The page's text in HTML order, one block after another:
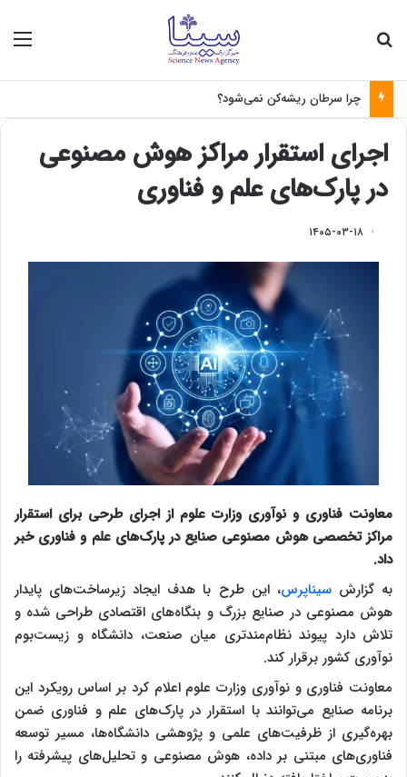
چرا سرطان ریشه‌کن نمی‌شود؟
اجرای استقرار مراکز هوش مصنوعی
در پارک‌های علم و فناوری
۱۴۰۵-۰۳-۱۸
معاونت فناوری و نوآوری وزارت علوم از اجرای طرحی برای استقرار
مراکز تخصصی هوش مصنوعی صنایع در پارک‌های علم و فناوری خبر
داد.
به گزارشسیناپرس، این طرح با هدف ایجاد زیرساخت‌های پایدار
هوش مصنوعی در صنایع بزرگ و بنگاه‌های اقتصادی طراحی شده و
تلاش دارد پیوند نظام‌مندتری میان صنعت، دانشگاه و زیست‌بوم
نوآوری کشور برقرار کند.
معاونت فناوری و نوآوری وزارت علوم اعلام کرد بر اساس رویکرد این
برنامه صنایع می‌توانند با استقرار در پارک‌های علم و فناوری ضمن
بهره‌گیری از ظرفیت‌های علمی و پژوهشی دانشگاه‌ها، مسیر توسعه
فناوری‌های مبتنی بر داده، هوش مصنوعی و تحلیل‌های پیشرفته را